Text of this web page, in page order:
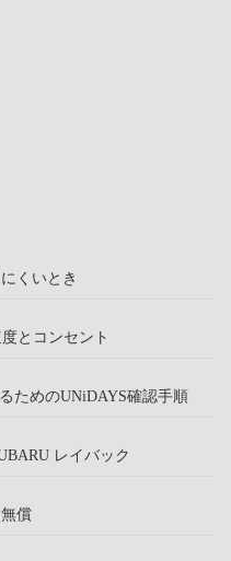
くいとき
とコンセント
ためのUNiDAYS確認手順
レイバック
償